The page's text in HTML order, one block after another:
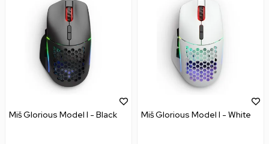
Miš Glorious Model I - Black Miš Glorious Model I - White